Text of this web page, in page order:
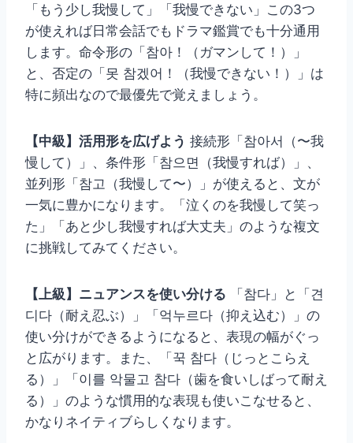
「もう少し我慢して」「我慢できない」この3つ
が使えれば日常会話でもドラマ鑑賞でも十分通用
します。命令形の「참아！（ガマンして！）」
と、否定の「못 참겠어！（我慢できない！）」は
特に頻出なので最優先で覚えましょう。
【中級】活用形を広げよう 接続形「참아서（〜我
慢して）」、条件形「참으면（我慢すれば）」、
並列形「참고（我慢して〜）」が使えると、文が
一気に豊かになります。「泣くのを我慢して笑っ
た」「あと少し我慢すれば大丈夫」のような複文
に挑戦してみてください。
【上級】ニュアンスを使い分ける 「참다」と「견
디다（耐え忍ぶ）」「억누르다（抑え込む）」の
使い分けができるようになると、表現の幅がぐっ
と広がります。また、「꾹 참다（じっとこらえ
る）」「이를 악물고 참다（歯を食いしばって耐え
る）」のような慣用的な表現も使いこなせると、
かなりネイティブらしくなります。